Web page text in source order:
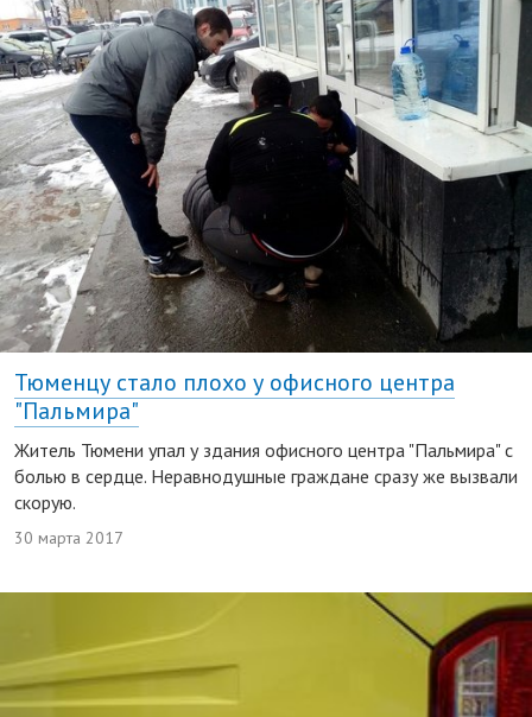
Тюменцу стало плохо у офисного центра
"Пальмира"
Житель Тюмени упал у здания офисного центра "Пальмира" с
болью в сердце. Неравнодушные граждане сразу же вызвали
скорую.
30 марта 2017